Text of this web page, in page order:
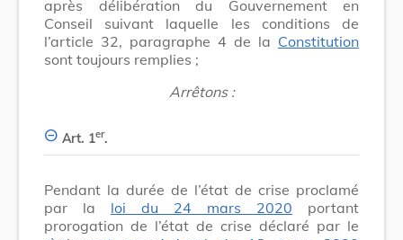
après délibération du Gouvernement en
Conseil suivant laquelle les conditions de
l’article 32, paragraphe 4 de la Constitution
sont toujours remplies ;
Arrêtons :
Art. 1er.
Pendant la durée de l’état de crise proclamé
par la loi du 24 mars 2020 portant
prorogation de l’état de crise déclaré par le